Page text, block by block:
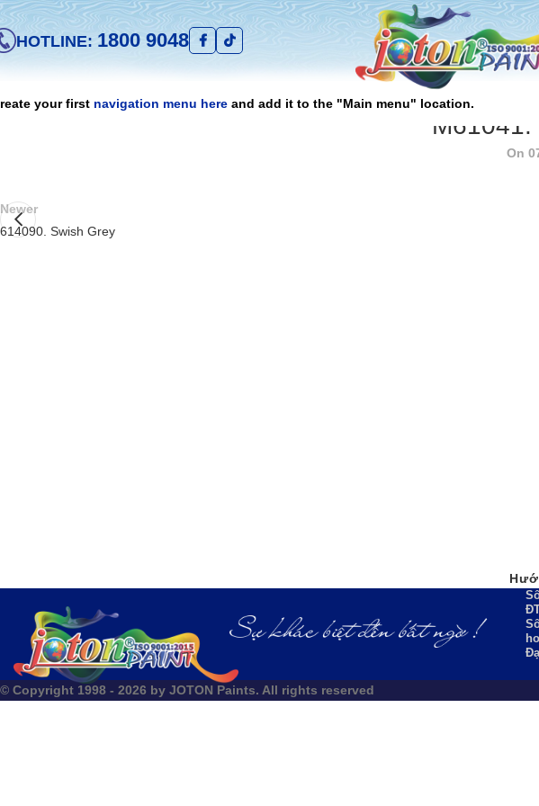
HOTLINE: 1800 9048
your first navigation menu here and add it to the "Main menu" location.
M61041.
On
Newer
614090. Swish Grey
© Copyright 1998 - 2026 by JOTON Paints. All rights reserved